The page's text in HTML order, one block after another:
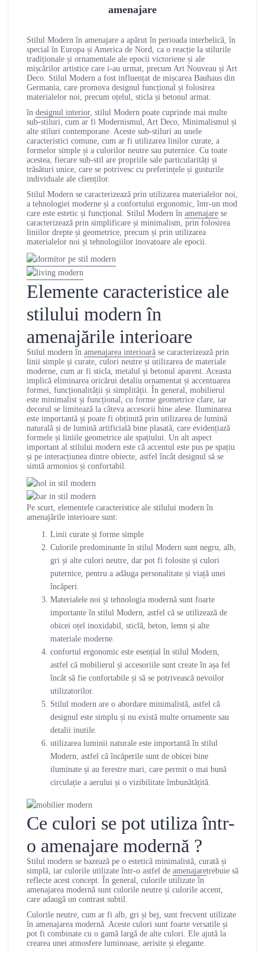
amenajare
Stilul Modern în amenajare a apărut în perioada interbelică, în
special în Europa și America de Nord, ca o reacție la stilurile
tradiționale și ornamentale ale epocii victoriene și ale
mișcărilor artistice care i-au urmat, precum Art Nouveau și Art
Deco. Stilul Modern a fost influențat de mișcarea Bauhaus din
Germania, care promova designul funcțional și folosirea
materialelor noi, precum oțelul, sticla și betonul armat.
în designul interior, stilul Modern poate cuprinde mai multe
sub-stiluri, cum ar fi Modernismul, Art Deco, Minimalismul și
alte stiluri contemporane. Aceste sub-stiluri au unele
caracteristici comune, cum ar fi utilizarea linilor curate, a
formelor simple și a culorilor neutre sau puternice. Cu toate
acestea, fiecare sub-stil are propriile sale particularități și
trăsături unice, care se potrivesc cu preferințele și gusturile
individuale ale clienților.
Stilul Modern se caracterizează prin utilizarea materialelor noi,
a tehnologiei moderne și a confortului ergonomic, într-un mod
care este estetic și funcțional. Stilul Modern în amenajare se
caracterizează prin simplificare și minimalism, prin folosirea
liniilor drepte și geometrice, precum și prin utilizarea
materialelor noi și tehnologiilor inovatoare ale epocii.
Elemente caracteristice ale
stilului modern în
amenajările interioare
Stilul modern în amenajarea interioară se caracterizează prin
linii simple și curate, culori neutre și utilizarea de materiale
moderne, cum ar fi sticla, metalul și betonul aparent. Aceasta
implică eliminarea oricărui detaliu ornamentat și accentuarea
formei, funcționalității și simplității. În general, mobilierul
este minimalist și funcțional, cu forme geometrice clare, iar
decorul se limitează la câteva accesorii bine alese. Iluminarea
este importantă și poate fi obținută prin utilizarea de lumină
naturală și de lumină artificială bine plasată, care evidențiază
formele și liniile geometrice ale spațiului. Un alt aspect
important al stilului modern este că accentul este pus pe spațiu
și pe interacțiunea dintre obiecte, astfel încât designul să se
simtă armonios și confortabil.
Pe scurt, elementele caracteristice ale stilului modern în
amenajările interioare sunt:
Linii curate și forme simple
Culorile predominante în stilul Modern sunt negru, alb,
gri și alte culori neutre, dar pot fi folosite și culori
puternice, pentru a adăuga personalitate și viață unei
încăperi.
Materialele noi și tehnologia modernă sunt foarte
importante în stilul Modern, astfel că se utilizează de
obicei oțel inoxidabil, sticlă, beton, lemn și alte
materiale moderne.
confortul ergonomic este esențial în stilul Modern,
astfel că mobilierul și accesoriile sunt create în așa fel
încât să fie confortabile și să se potrivească nevoilor
utilizatorilor.
Stilul modern are o abordare minimalistă, astfel că
designul este simplu și nu există multe ornamente sau
detalii inutile.
utilizarea luminii naturale este importantă în stilul
Modern, astfel că încăperile sunt de obicei bine
iluminate și au ferestre mari, care permit o mai bună
circulație a aerului și o vizibilitate îmbunătățită.
Ce culori se pot utiliza într-
o amenajare modernă ?
Stilul modern se bazează pe o estetică minimalistă, curată și
simplă, iar culorile utilizate într-o astfel de amenajaretrebuie să
reflecte acest concept. În general, culorile utilizate în
amenajarea modernă sunt culorile neutre și culorile accent,
care adaugă un contrast subtil.
Culorile neutre, cum ar fi alb, gri și bej, sunt frecvent utilizate
în amenajarea modernă. Aceste culori sunt foarte versatile și
pot fi combinate cu o gamă largă de alte culori. Ele ajută la
crearea unei atmosfere luminoase, aerisite și elegante.